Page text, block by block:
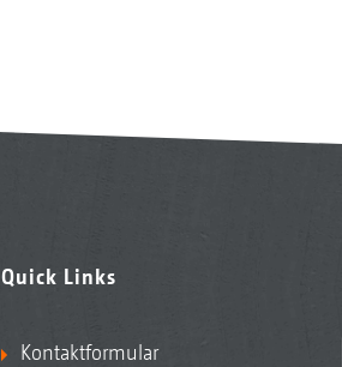
Quick Links
Kontaktformular